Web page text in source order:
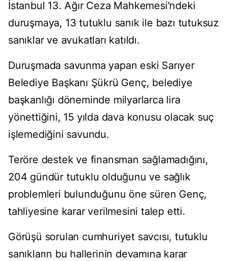
İstanbul 13. Ağır Ceza Mahkemesi'ndeki
duruşmaya, 13 tutuklu sanık ile bazı tutuksuz
sanıklar ve avukatları katıldı.
Duruşmada savunma yapan eski Sarıyer
Belediye Başkanı Şükrü Genç, belediye
başkanlığı döneminde milyarlarca lira
yönettiğini, 15 yılda dava konusu olacak suç
işlemediğini savundu.
Teröre destek ve finansman sağlamadığını,
204 gündür tutuklu olduğunu ve sağlık
problemleri bulunduğunu öne süren Genç,
tahliyesine karar verilmesini talep etti.
Görüşü sorulan cumhuriyet savcısı, tutuklu
sanıkların bu hallerinin devamına karar